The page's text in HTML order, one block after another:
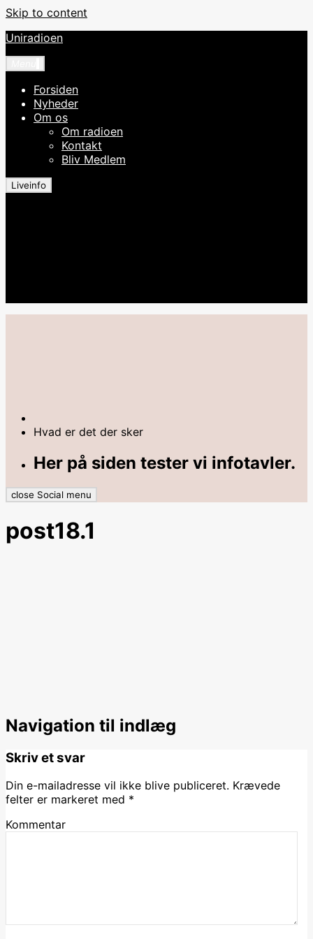
Skip to content
Uniradioen
Forsiden
Nyheder
Om os
Om radioen
Kontakt
Bliv Medlem
Liveinfo
Hvad er det der sker
Her på siden tester vi infotavler.
close Social menu
post18.1
Navigation til indlæg
Skriv et svar
Din e-mailadresse vil ikke blive publiceret. Krævede
felter er markeret med *
Kommentar